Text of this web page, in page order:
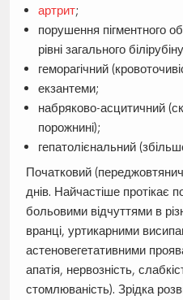
артрит;
порушення пігментного
рівні загального
геморагічний
екзантеми;
набряково-асцитичний
порожнині);
гепатолієнальний
Початковий
днів. Найчастіше протікає
больовими відчуттями в
вранці, уртикарними
астеновегетативними
апатія, нервозність,
стомлюваність). Зрідка